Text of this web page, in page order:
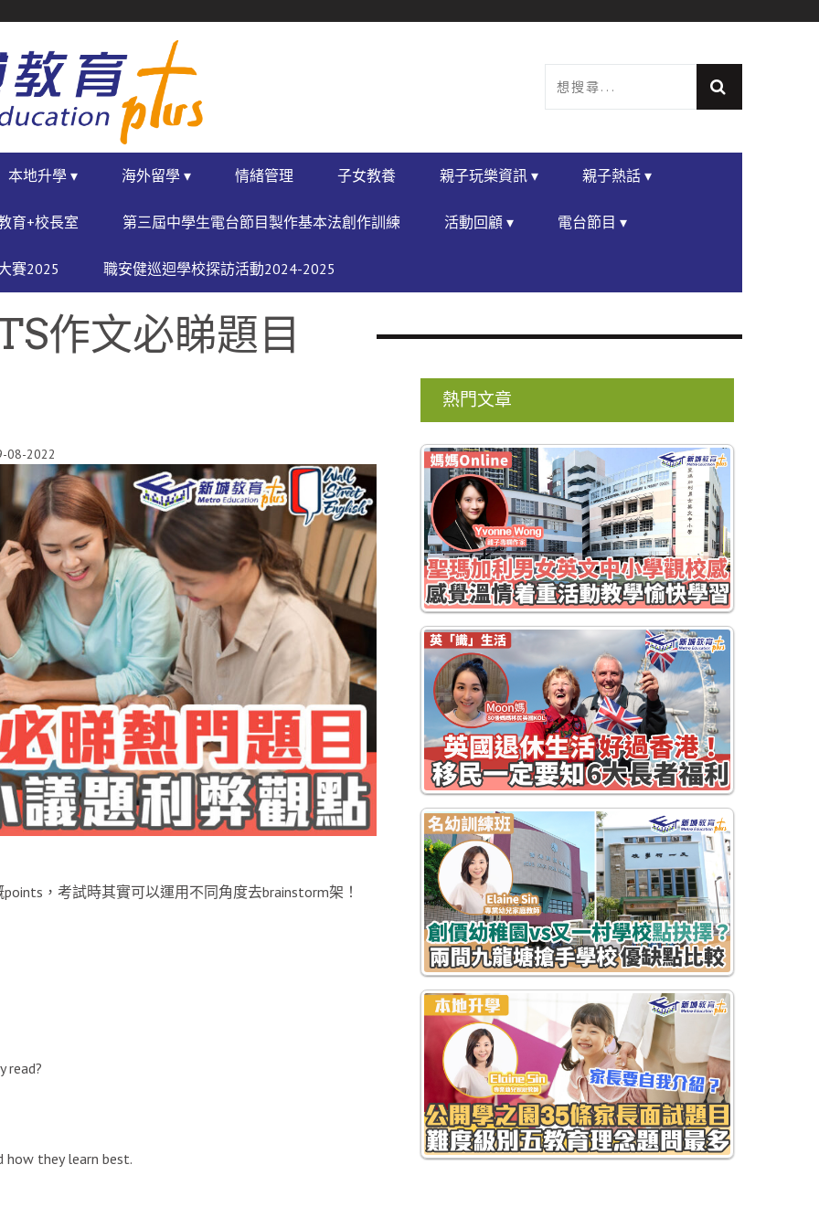
本地升學 ▾ 海外留學 ▾ 情緒管理 子女教養 親子玩樂資訊 ▾ 親子熱話 ▾
育+校長室 第三屆中學生電台節目製作基本法創作訓練 活動回顧 ▾ 電台節目 ▾
賽2025 職安健巡迴學校探訪活動2024-2025
作文必睇題目
08-2022
，考試時其實可以運用不同角度去brainstorm架！
read?
how they learn best.
熱門文章